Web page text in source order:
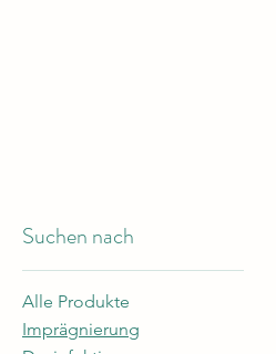
Suchen nach
Alle Produkte
Imprägnierung